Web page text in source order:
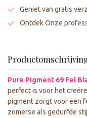
Geniet van gratis
Ontdek Onze
Pure Pigment 69 Fel
perfect is voor het
pigment zorgt voor een
zomerse als gedurfde